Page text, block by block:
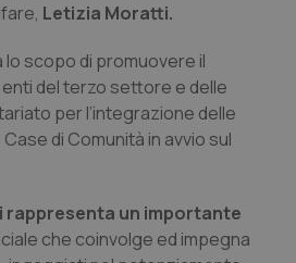
di Bolzano
Letizia Moratti.
lo scopo di promuovere il
del terzo settore e delle
per l’integrazione delle
di Comunità in avvio sul
rappresenta un importante
che coinvolge ed impegna